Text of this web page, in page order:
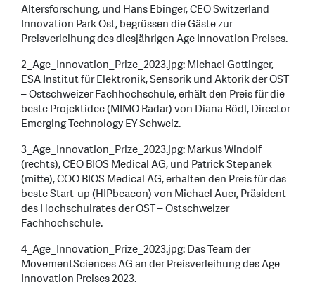
Altersforschung, und Hans Ebinger, CEO Switzerland
Innovation Park Ost, begrüssen die Gäste zur
Preisverleihung des diesjährigen Age Innovation Preises.
2_Age_Innovation_Prize_2023.jpg: Michael Gottinger,
ESA Institut für Elektronik, Sensorik und Aktorik der OST
– Ostschweizer Fachhochschule, erhält den Preis für die
beste Projektidee (MIMO Radar) von Diana Rödl, Director
Emerging Technology EY Schweiz.
3_Age_Innovation_Prize_2023.jpg: Markus Windolf
(rechts), CEO BIOS Medical AG, und Patrick Stepanek
(mitte), COO BIOS Medical AG, erhalten den Preis für das
beste Start-up (HIPbeacon) von Michael Auer, Präsident
des Hochschulrates der OST – Ostschweizer
Fachhochschule.
4_Age_Innovation_Prize_2023.jpg: Das Team der
MovementSciences AG an der Preisverleihung des Age
Innovation Preises 2023.